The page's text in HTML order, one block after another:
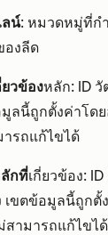
ลน์: หมวดหมู่ที่ก
องลีด
วข้องหลัก: ID
มูลนี้ถูกตั้งค่าโด
ารถแก้ไขได้
ลักที่เกี่ยวข้อง:
เขตข้อมูลนี้ถูกตั้
สามารถแก้ไขได้